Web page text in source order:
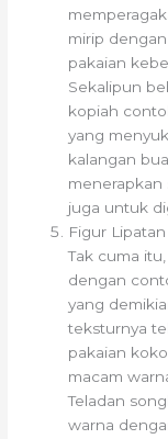
mirip
pakaian
Sekalipun
kopiah
yang
kalangan
menerapkan
juga untuk
Figur Lipatan
Tak cuma
dengan
yang
teksturnya
pakaian
macam
Teladan
warna